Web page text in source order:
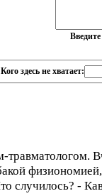
Кого здесь не хватает:
травматологом.
случилось? -